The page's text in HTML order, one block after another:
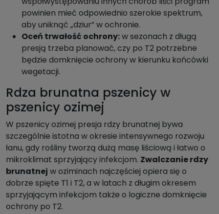
powinien mieć odpowiednio szerokie spektrum,
aby uniknąć „dziur” w ochronie.
Oceń trwałość ochrony:w sezonach z długą
presją trzeba planować, czy po T2 potrzebne
będzie domknięcie ochrony w kierunku końcówki
wegetacji.
Rdza brunatna pszenicy w
pszenicy ozimej
W pszenicy ozimej presja rdzy brunatnej bywa
szczególnie istotna w okresie intensywnego rozwoju
łanu, gdy rośliny tworzą dużą masę liściową i łatwo o
mikroklimat sprzyjający infekcjom. Zwalczanie rdzy
brunatnej w oziminach najczęściej opiera się o
dobrze spięte T1 i T2, a w latach z długim okresem
sprzyjającym infekcjom także o logiczne domknięcie
ochrony po T2.